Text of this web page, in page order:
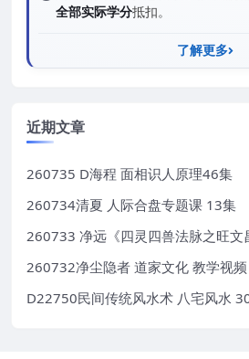
全部实际学分抵扣。
了解更多
近期文章
260735 D海程 面相识人原理46集
260734清夏 人际合盘专题课 13集
260733 净远《四灵四兽法脉之旺文
260732净尘隐者 道家文化 教学视频
D22750民间传统风水术 八宅风水